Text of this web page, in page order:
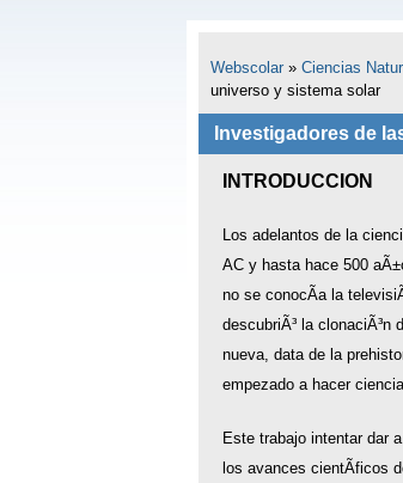
Webscolar» Ciencias
universo y sistema solar
Investigadores de
INTRODUCCION
Los adelantos de la
AC y hasta hace 500
no se conocÃ­a la
descubriÃ³ la clonaciÃ³n
nueva, data de la
empezado a hacer
Este trabajo intentar dar
los avances cientÃ­ficos